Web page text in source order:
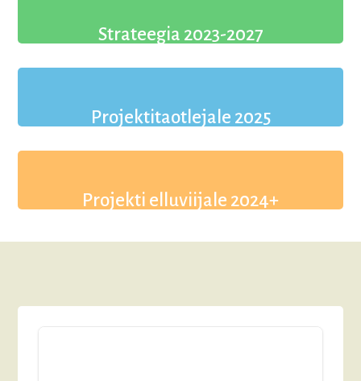
Strateegia 2023-2027
Projektitaotlejale 2025
Projekti elluviijale 2024+